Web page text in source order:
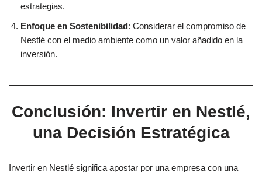
estrategias.
Enfoque en Sostenibilidad: Considerar el compromiso de
Nestlé con el medio ambiente como un valor añadido en la
inversión.
Conclusión: Invertir en Nestlé,
una Decisión Estratégica
Invertir en Nestlé significa apostar por una empresa con una